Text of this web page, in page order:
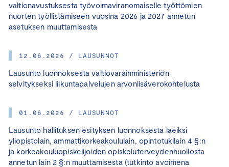
valtionavustuksesta työvoimaviranomaiselle työttömien
nuorten työllistämiseen vuosina 2026 ja 2027 annetun
asetuksen muuttamisesta
12.06.2026 / LAUSUNNOT
Lausunto luonnoksesta valtiovarainministeriön
selvitykseksi liikuntapalvelujen arvonlisäverokohtelusta
01.06.2026 / LAUSUNNOT
Lausunto hallituksen esityksen luonnoksesta laeiksi
yliopistolain, ammattikorkeakoululain, opintotukilain 4 §:n
ja korkeakouluopiskelijoiden opiskeluterveydenhuollosta
annetun lain 2 §:n muuttamisesta (tutkinto avoimena